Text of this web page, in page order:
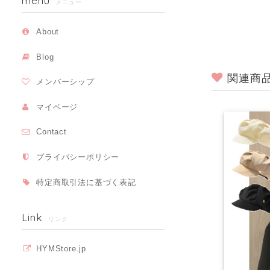
メニュー
About
Blog
メンバーシップ
マイページ
Contact
プライバシーポリシー
特定商取引法に基づく表記
Link リンク
HYMStore.jp
関連商